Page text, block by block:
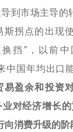
到市场主导的
斯拐点的出现
挡”，以前
中国年均出口
易盈余和投资
业对经济增长
向消费升级的